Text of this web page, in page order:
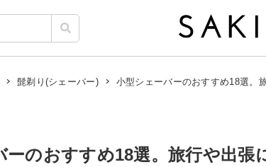
髭剃り(シェーバー) 小型シェーバーのおすすめ18選。
ーのおすすめ18選。旅行や出張